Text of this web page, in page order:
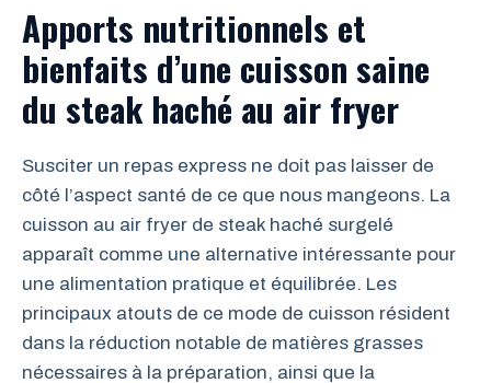
Apports nutritionnels et
bienfaits d’une cuisson saine
du steak haché au air fryer
Susciter un repas express ne doit pas laisser de
côté l’aspect santé de ce que nous mangeons. La
cuisson au air fryer de steak haché surgelé
apparaît comme une alternative intéressante pour
une alimentation pratique et équilibrée. Les
principaux atouts de ce mode de cuisson résident
dans la réduction notable de matières grasses
nécessaires à la préparation, ainsi que la